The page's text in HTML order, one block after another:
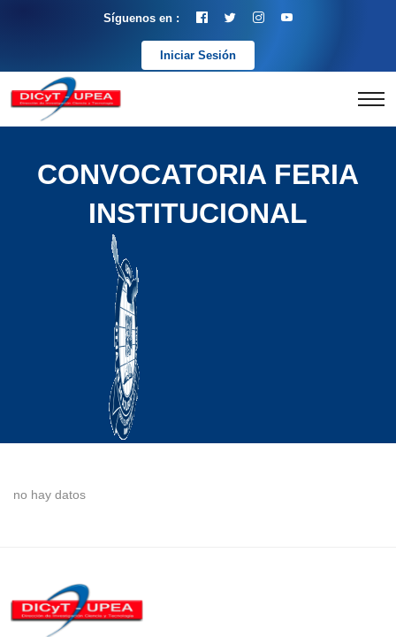
Síguenos en :
Iniciar Sesión
CONVOCATORIA FERIA
INSTITUCIONAL
no hay datos